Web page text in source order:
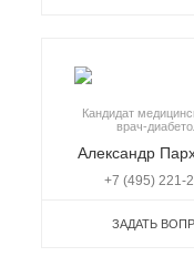
Кандидат
врач-
Александр
+7 (495) 221-
ЗАДАТЬ